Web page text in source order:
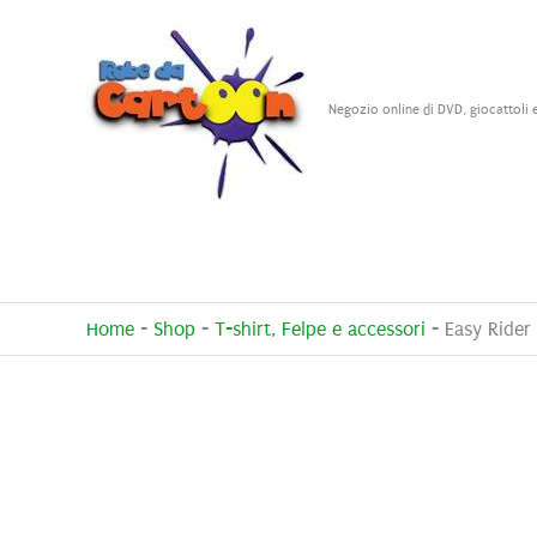
Negozio online di DVD, giocattoli
Home - Shop - T-shirt, Felpe e accessori - Easy